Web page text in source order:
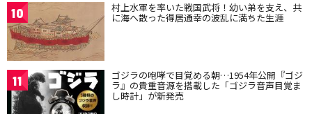
10 村上水軍を率いた戦国武将！幼い弟を支え、共
に海へ散った得居通幸の波乱に満ちた生涯
11 ゴジラの咆哮で目覚める朝…1954年公開『ゴジ
ラ』の貴重音源を搭載した「ゴジラ音声目覚ま
し時計」が新発売